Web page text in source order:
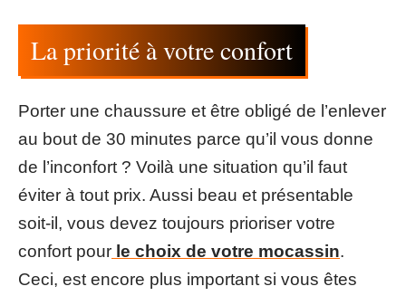
La priorité à votre confort
Porter une chaussure et être obligé de l’enlever
au bout de 30 minutes parce qu’il vous donne
de l’inconfort ? Voilà une situation qu’il faut
éviter à tout prix. Aussi beau et présentable
soit-il, vous devez toujours prioriser votre
confort pour le choix de votre mocassin.
Ceci, est encore plus important si vous êtes